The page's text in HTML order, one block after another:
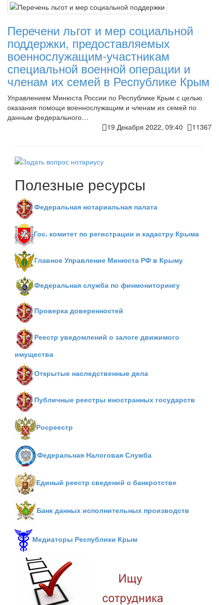
Перечени льгот и мер социальной
поддержки, предоставляемых
военнослужащим-участникам
специальной военной операции и
членам их семей в Республике Крым
Управлением Минюста России по Республике Крым с целью
оказания помощи военнослужащим и членам их семей по
данным федерального…
19 Декабря 2022, 09:40
11367
Полезные ресурсы
Федеральная нотариальная палата
Гос. комитет по регистрации и кадастру Крыма
Главное Управление Минюста РФ в Крыму
Федеральная служба по финмониторингу
Проверка доверенностей
Реестр уведомлений о залоге движимого
имущества
Открытые наследственные дела
Публичные реестры иностранных государств
Росреестр
Федеральная Налоговая Служба
Единый реестр сведений о банкротстве
Банк данных исполнительных производств
Медиаторы Республики Крым